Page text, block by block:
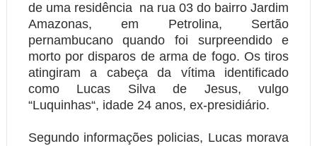
de uma residência na rua 03 do bairro Jardim
Amazonas, em Petrolina, Sertão
pernambucano quando foi surpreendido e
morto por disparos de arma de fogo. Os tiros
atingiram a cabeça da vítima identificado
como Lucas Silva de Jesus, vulgo
“Luquinhas“, idade 24 anos, ex-presidiário.
Segundo informações policias, Lucas morava